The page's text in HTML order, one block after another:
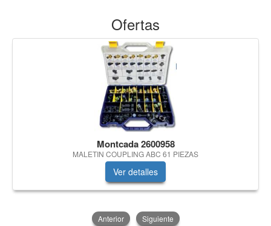
Ofertas
Montcada 2600958
MALETIN COUPLING ABC 61 PIEZAS
Ver detalles
Anterior Siguiente